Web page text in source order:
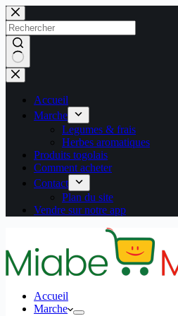
Passer
au
contenu
Aucun
résultat
Accueil
Marche
Legumes & frais
Herbes aromatiques
Produits togolais
Comment acheter
Contact
Plan du site
Vendre sur notre app
Accueil
Marche